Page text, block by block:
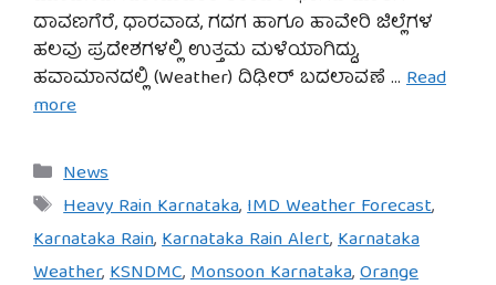
ದಾವಣಗೆರೆ, ಧಾರವಾಡ, ಗದಗ ಹಾಗೂ ಹಾವೇರಿ ಜಿಲ್ಲೆಗಳ
ಹಲವು ಪ್ರದೇಶಗಳಲ್ಲಿ ಉತ್ತಮ ಮಳೆಯಾಗಿದ್ದು,
ಹವಾಮಾನದಲ್ಲಿ (Weather) ದಿಢೀರ್ ಬದಲಾವಣೆ … Read
more
Categories
News
Tags
Heavy Rain Karnataka,IMD Weather Forecast,
Karnataka Rain,Karnataka Rain Alert,Karnataka
Weather,KSNDMC,Monsoon Karnataka,Orange